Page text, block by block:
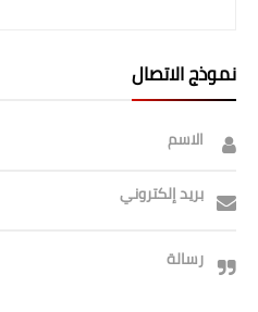
نموذج الاتصال
الاسم
بريد إلكتروني
رسالة